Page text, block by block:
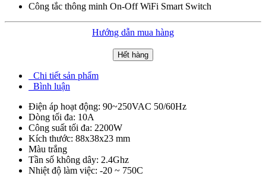
Công tắc thông minh On-Off WiFi Smart Switch
Hướng dẫn mua hàng
Hết hàng
Chi tiết sản phẩm
Bình luận
Điện áp hoạt động: 90~250VAC 50/60Hz
Dòng tối đa: 10A
Công suất tối đa: 2200W
Kích thước: 88x38x23 mm
Màu trắng
Tần số không dây: 2.4Ghz
Nhiệt độ làm việc: -20 ~ 750C